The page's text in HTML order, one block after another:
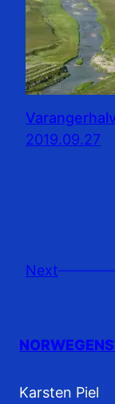
2019.09.27
Next
Karsten Piel